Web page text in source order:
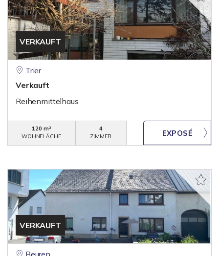
VERKAUFT
Trier
Verkauft
Reihenmittelhaus
120 m²
WOHNFLÄCHE
4
ZIMMER
VERKAUFT
Beuren